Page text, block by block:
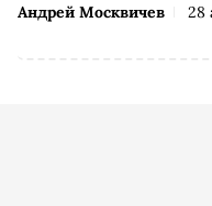
Андрей Москвичев 28